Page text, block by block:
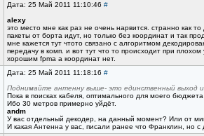
Дата: 25 Май 2011 11:10:46 #
alexy
это место мне как раз не очень нарвится. странно как
пакеты от борта идут, но только без координат и так
мне кажется тут чтото связано с алгоритмом
передачу в комп. и вот тут что то происходит при
хорошим fpma а координат нет.
Дата: 25 Май 2011 11:18:16 #
Поднимайте антенну выше- это единственный выход
Пока в поисках кабеля, оптимального для моего бюджета
Ибо 30 метров примерно уйдёт.
andm
У вас отдельный декодер, на данный момент? Или от
И какая Антенна у вас, писали ранее что Франклин, но с